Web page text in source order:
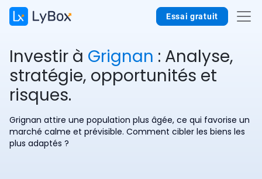
Essai gratuit
Investir à Grignan : Analyse,
stratégie, opportunités et
risques.
Grignan attire une population plus âgée, ce qui favorise un
marché calme et prévisible. Comment cibler les biens les
plus adaptés ?